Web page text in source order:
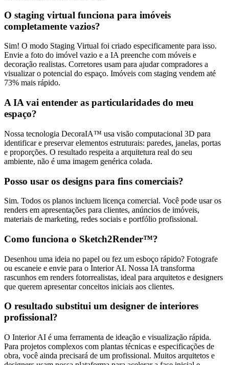
O staging virtual funciona para imóveis
completamente vazios?
Sim! O modo Staging Virtual foi criado especificamente para isso.
Envie a foto do imóvel vazio e a IA preenche com móveis e
decoração realistas. Corretores usam para ajudar compradores a
visualizar o potencial do espaço. Imóveis com staging vendem até
73% mais rápido.
A IA vai entender as particularidades do meu
espaço?
Nossa tecnologia DecoraIA™ usa visão computacional 3D para
identificar e preservar elementos estruturais: paredes, janelas, portas
e proporções. O resultado respeita a arquitetura real do seu
ambiente, não é uma imagem genérica colada.
Posso usar os designs para fins comerciais?
Sim. Todos os planos incluem licença comercial. Você pode usar os
renders em apresentações para clientes, anúncios de imóveis,
materiais de marketing, redes sociais e portfólio profissional.
Como funciona o Sketch2Render™?
Desenhou uma ideia no papel ou fez um esboço rápido? Fotografe
ou escaneie e envie para o Interior AI. Nossa IA transforma
rascunhos em renders fotorrealistas, ideal para arquitetos e designers
que querem apresentar conceitos iniciais aos clientes.
O resultado substitui um designer de interiores
profissional?
O Interior AI é uma ferramenta de ideação e visualização rápida.
Para projetos complexos com plantas técnicas e especificações de
obra, você ainda precisará de um profissional. Muitos arquitetos e